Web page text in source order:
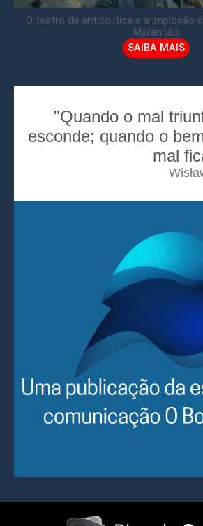
O teatro da antipolítica e a implosão
Maranhão
SAIBA MAIS
"Quando o mal
esconde; quando o
mal